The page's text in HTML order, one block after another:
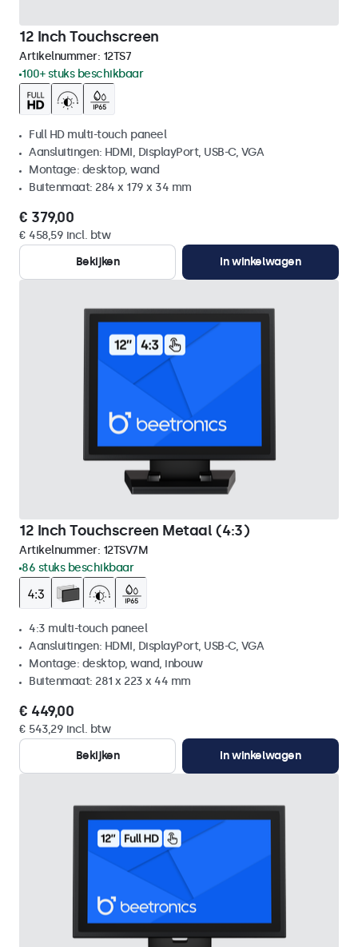
12 Inch Touchscreen
Artikelnummer: 12TS7
100+ stuks beschikbaar
Full HD multi-touch paneel
Aansluitingen: HDMI, DisplayPort, USB-C, VGA
Montage: desktop, wand
Buitenmaat: 284 x 179 x 34 mm
€ 379,00
€ 458,59 incl. btw
Bekijken
In winkelwagen
12 Inch Touchscreen Metaal (4:3)
Artikelnummer: 12TSV7M
86 stuks beschikbaar
4:3 multi-touch paneel
Aansluitingen: HDMI, DisplayPort, USB-C, VGA
Montage: desktop, wand, inbouw
Buitenmaat: 281 x 223 x 44 mm
€ 449,00
€ 543,29 incl. btw
Bekijken
In winkelwagen